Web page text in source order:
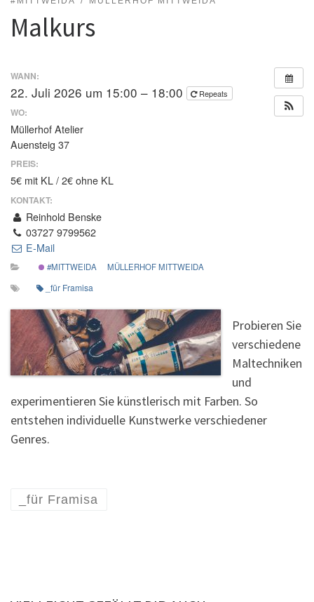
Malkurs
WANN:
22. Juli 2026 um 15:00 – 18:00 Repeats
WO:
Müllerhof Atelier
Auensteig 37
PREIS:
5€ mit KL / 2€ ohne KL
KONTAKT:
Reinhold Benske
03727 9799562
E-Mail
#MITTWEIDA MÜLLERHOF MITTWEIDA
_für Framisa
Probieren Sie
verschiedene
Maltechniken
und
experimentieren Sie künstlerisch mit Farben. So
entstehen individuelle Kunstwerke verschiedener
Genres.
_für Framisa